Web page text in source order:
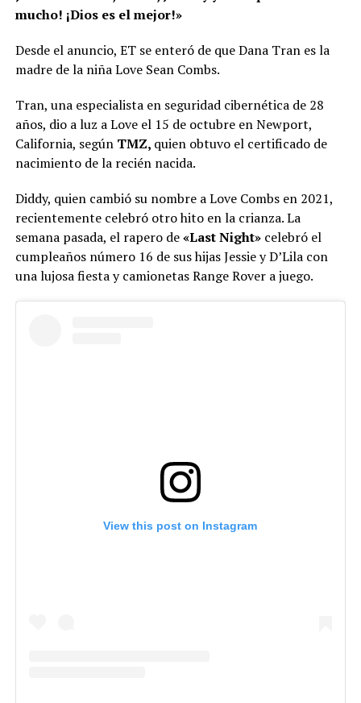
mucho! ¡Dios es el mejor!»
Desde el anuncio, ET se enteró de que Dana Tran es la
madre de la niña Love Sean Combs.
Tran, una especialista en seguridad cibernética de 28
años, dio a luz a Love el 15 de octubre en Newport,
California, segúnTMZ, quien obtuvo el certificado de
nacimiento de la recién nacida.
Diddy, quien cambió su nombre a Love Combs en 2021,
recientemente celebró otro hito en la crianza. La
semana pasada, el rapero de«Last Night»celebró el
cumpleaños número 16 de sus hijas Jessie y D’Lila con
una lujosa fiesta y camionetas Range Rover a juego.
View this post on Instagram